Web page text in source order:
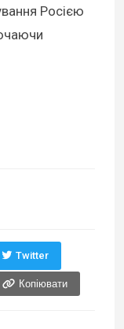
Росією
Twitter
Копіювати